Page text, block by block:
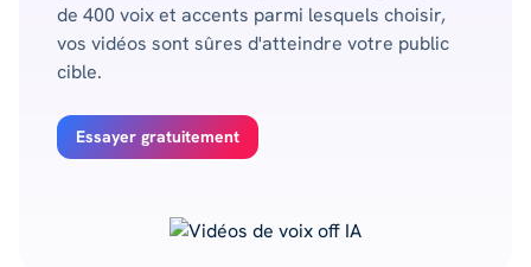
de 400 voix et accents parmi lesquels choisir,
vos vidéos sont sûres d'atteindre votre public
cible.
Essayer gratuitement